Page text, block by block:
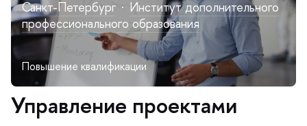
Санкт-Петербур · Институт дополнительного
профессионального образования
Управление проектами